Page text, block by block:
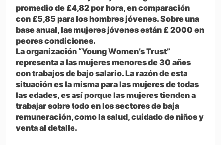
promedio de £4,82 por hora, en comparación
con £5,85 para los hombres jóvenes. Sobre una
base anual, las mujeres jóvenes están £ 2000 en
peores condiciones.
La organización “Young Women’s Trust”
representa a las mujeres menores de 30 años
con trabajos de bajo salario. La razón de esta
situación es la misma para las mujeres de todas
las edades, es así porque las mujeres tienden a
trabajar sobre todo en los sectores de baja
remuneración, como la salud, cuidado de niños y
venta al detalle.